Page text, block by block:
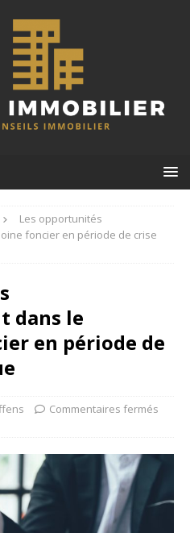
Les opportunités
foncier en période de crise
dans le
en période de
Commentaires fermés